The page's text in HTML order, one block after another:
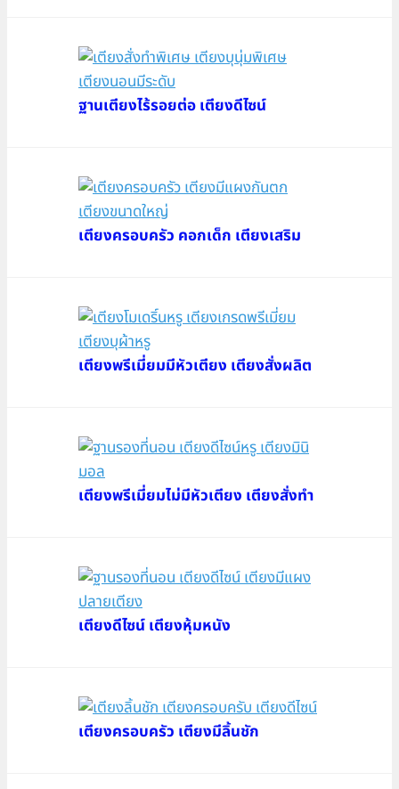
ฐานเตียงไร้รอยต่อ เตียงดีไซน์
เตียงครอบครัว คอกเด็ก เตียงเสริม
เตียงพรีเมี่ยมมีหัวเตียง เตียงสั่งผลิต
เตียงพรีเมี่ยมไม่มีหัวเตียง เตียงสั่งทำ
เตียงดีไซน์ เตียงหุ้มหนัง
เตียงครอบครัว เตียงมีลิ้นชัก